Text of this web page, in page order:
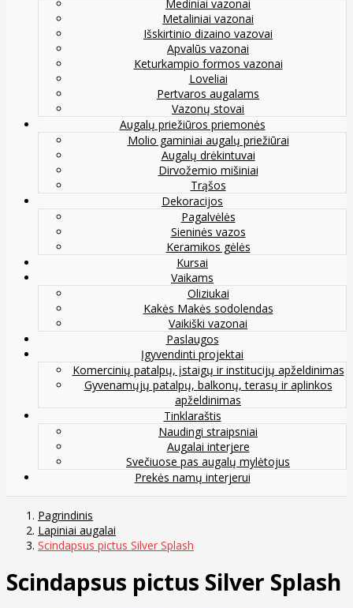
Mediniai vazonai
Metaliniai vazonai
Išskirtinio dizaino vazovai
Apvalūs vazonai
Keturkampio formos vazonai
Loveliai
Pertvaros augalams
Vazonų stovai
Augalų priežiūros priemonės
Molio gaminiai augalų priežiūrai
Augalų drėkintuvai
Dirvožemio mišiniai
Trąšos
Dekoracijos
Pagalvėlės
Sieninės vazos
Keramikos gėlės
Kursai
Vaikams
Oliziukai
Kakės Makės sodolendas
Vaikiški vazonai
Paslaugos
Įgyvendinti projektai
Komercinių patalpų, įstaigų ir institucijų apželdinimas
Gyvenamųjų patalpų, balkonų, terasų ir aplinkos
apželdinimas
Tinklaraštis
Naudingi straipsniai
Augalai interjere
Svečiuose pas augalų mylėtojus
Prekės namų interjerui
Pagrindinis
Lapiniai augalai
Scindapsus pictus Silver Splash
Scindapsus pictus Silver Splash